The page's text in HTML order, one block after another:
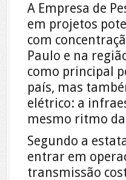
A Empresa de
em projetos
com
Paulo e na
como principal
país, mas
elétrico: a
mesmo ritmo
Segundo a
entrar em
transmissão